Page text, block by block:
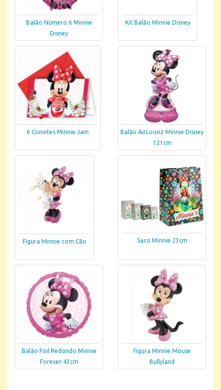
Balão Número 6 Minnie
Disney
Kit Balão Minnie Disney
6 Convites Minnie Jam
Balão AirLoonz Minnie Disney
121cm
Figura Minnie com Cão Saco Minnie 23cm
Balão Foil Redondo Minnie
Forever 43cm
Figura Minnie Mouse
Bullyland